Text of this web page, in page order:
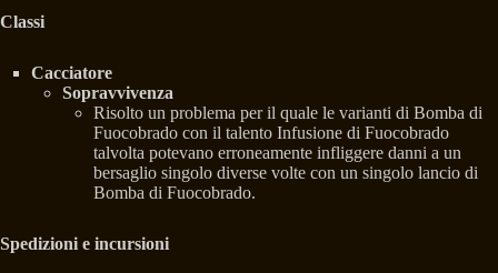
Classi
Cacciatore
Sopravvivenza
Risolto un problema per il quale le varianti di Bomba di
Fuocobrado con il talento Infusione di Fuocobrado
talvolta potevano erroneamente infliggere danni a un
bersaglio singolo diverse volte con un singolo lancio di
Bomba di Fuocobrado.
Spedizioni e incursioni